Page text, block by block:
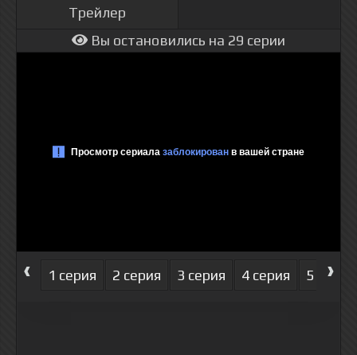
Трейлер
Вы остановились на 29 серии
‹ 1 серия 2 серия 3 серия 4 серия 5 серия
›